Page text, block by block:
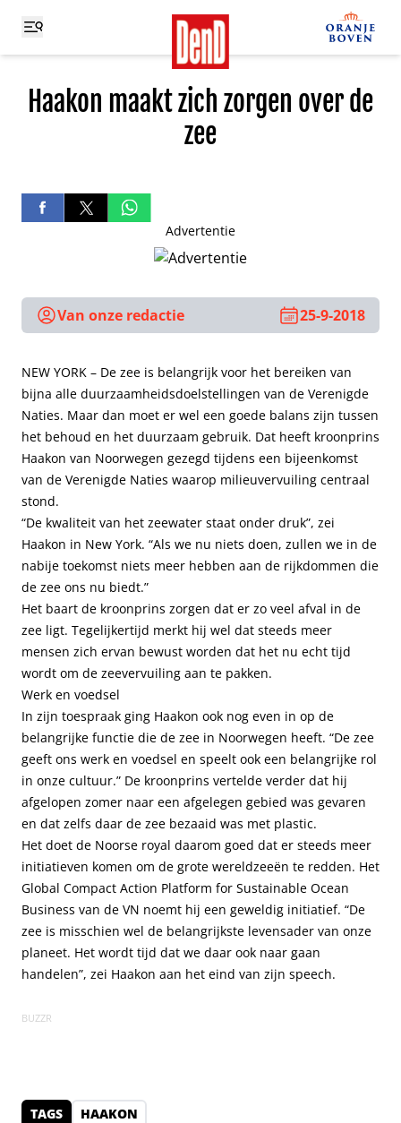
Haakon maakt zich zorgen over de
zee
Advertentie
Van onze redactie 25-9-2018
NEW YORK – De zee is belangrijk voor het bereiken van
bijna alle duurzaamheidsdoelstellingen van de Verenigde
Naties. Maar dan moet er wel een goede balans zijn tussen
het behoud en het duurzaam gebruik. Dat heeft kroonprins
Haakon van Noorwegen gezegd tijdens een bijeenkomst
van de Verenigde Naties waarop milieuvervuiling centraal
stond.
“De kwaliteit van het zeewater staat onder druk”, zei
Haakon in New York. “Als we nu niets doen, zullen we in de
nabije toekomst niets meer hebben aan de rijkdommen die
de zee ons nu biedt.”
Het baart de kroonprins zorgen dat er zo veel afval in de
zee ligt. Tegelijkertijd merkt hij wel dat steeds meer
mensen zich ervan bewust worden dat het nu echt tijd
wordt om de zeevervuiling aan te pakken.
Werk en voedsel
In zijn toespraak ging Haakon ook nog even in op de
belangrijke functie die de zee in Noorwegen heeft. “De zee
geeft ons werk en voedsel en speelt ook een belangrijke rol
in onze cultuur.” De kroonprins vertelde verder dat hij
afgelopen zomer naar een afgelegen gebied was gevaren
en dat zelfs daar de zee bezaaid was met plastic.
Het doet de Noorse royal daarom goed dat er steeds meer
initiatieven komen om de grote wereldzeeën te redden. Het
Global Compact Action Platform for Sustainable Ocean
Business van de VN noemt hij een geweldig initiatief. “De
zee is misschien wel de belangrijkste levensader van onze
planeet. Het wordt tijd dat we daar ook naar gaan
handelen”, zei Haakon aan het eind van zijn speech.
BUZZR
TAGS HAAKON